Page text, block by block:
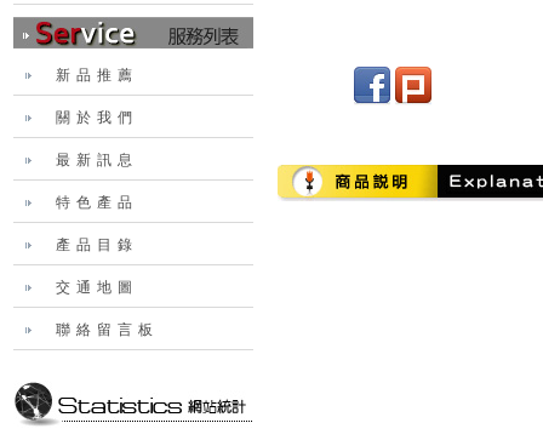
新品推薦
關於我們
最新訊息
特色產品
產品目錄
交通地圖
聯絡留言板